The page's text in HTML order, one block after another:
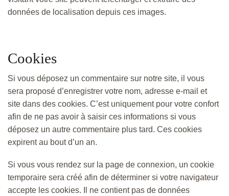
données de localisation depuis ces images.
Cookies
Si vous déposez un commentaire sur notre site, il vous
sera proposé d’enregistrer votre nom, adresse e-mail et
site dans des cookies. C’est uniquement pour votre confort
afin de ne pas avoir à saisir ces informations si vous
déposez un autre commentaire plus tard. Ces cookies
expirent au bout d’un an.
Si vous vous rendez sur la page de connexion, un cookie
temporaire sera créé afin de déterminer si votre navigateur
accepte les cookies. Il ne contient pas de données